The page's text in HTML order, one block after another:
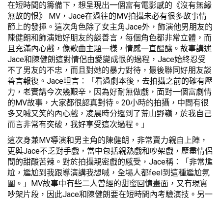
在短時間的籌備下，想呈現出一個富有電影感的《沒有無緣
無故的恨》 MV，Jace在過往的MV拍攝未必有很多故事情
節上的發揮。這次角色除了女主角Jace外，飾演他男朋友的
陳健朗和飾演她好朋友的談善言，每個角色都非常立體，而
且充滿內心戲，像歌曲主題一樣，情感一直醞釀。故事講述
Jace和陳健朗這對情侶由愛變成恨的過程，Jace始終忍受
不了男友的不忠，而且對她的暴力對待，最後聯同好朋友談
善言報復。Jace坦言：「看過劇本後，去拍攝之前的確有壓
力，老實講今次幾艱辛，因為好耐無做戲，面對一個富劇情
的MV故事，大家都很認真對待。20小時的拍攝，中間有很
多又喊又笑的內心戲，凌晨時分還到了荒山野嶺，於我自己
而言非常有突破，我好享受這次過程。」
這次身兼MV導演和男主角的陳健朗，非常賣力親自上陣，
更與Jace不乏對手戲，當中包括親熱戲和吵架戲，歷盡情侶
間的甜酸苦辣。對於拍攝親密戲的感受，Jace稱：「非常尷
尬，尷尬到我跟導演講我想喊，全場人都feel到這種尷尬氛
圍。」MV故事中有些二人曾經的甜蜜回憶畫面，又有現實
吵架片段，因此Jace和陳健朗要在短時間內考驗演技。另一